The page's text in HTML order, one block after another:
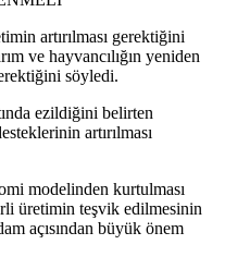
artırılması gerektiğini
ve hayvancılığın yeniden
söyledi.
ezildiğini belirten
artırılması
modelinden kurtulması
üretimin teşvik edilmesinin
açısından büyük önem